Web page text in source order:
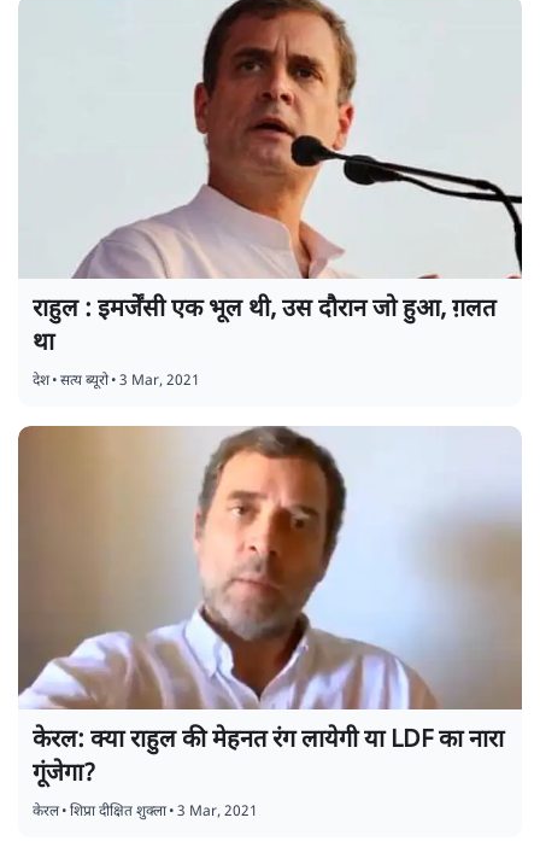
राहुल : इमर्जेंसी एक भूल थी, उस दौरान जो हुआ, ग़लत
था
देश•सत्य ब्यूरो•3 Mar, 2021
केरल: क्या राहुल की मेहनत रंग लायेगी या LDF का नारा
गूंजेगा?
केरल•शिप्रा दीक्षित शुक्ला•3 Mar, 2021